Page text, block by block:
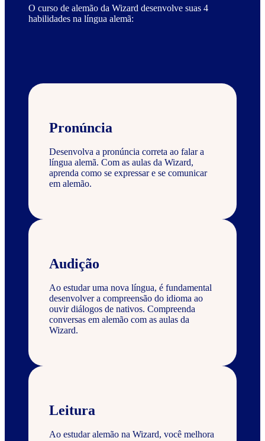
O curso de alemão da Wizard desenvolve suas 4
habilidades na língua alemã:
Pronúncia
Desenvolva a pronúncia correta ao falar a
língua alemã. Com as aulas da Wizard,
aprenda como se expressar e se comunicar
em alemão.
Audição
Ao estudar uma nova língua, é fundamental
desenvolver a compreensão do idioma ao
ouvir diálogos de nativos. Compreenda
conversas em alemão com as aulas da
Wizard.
Leitura
Ao estudar alemão na Wizard, você melhora